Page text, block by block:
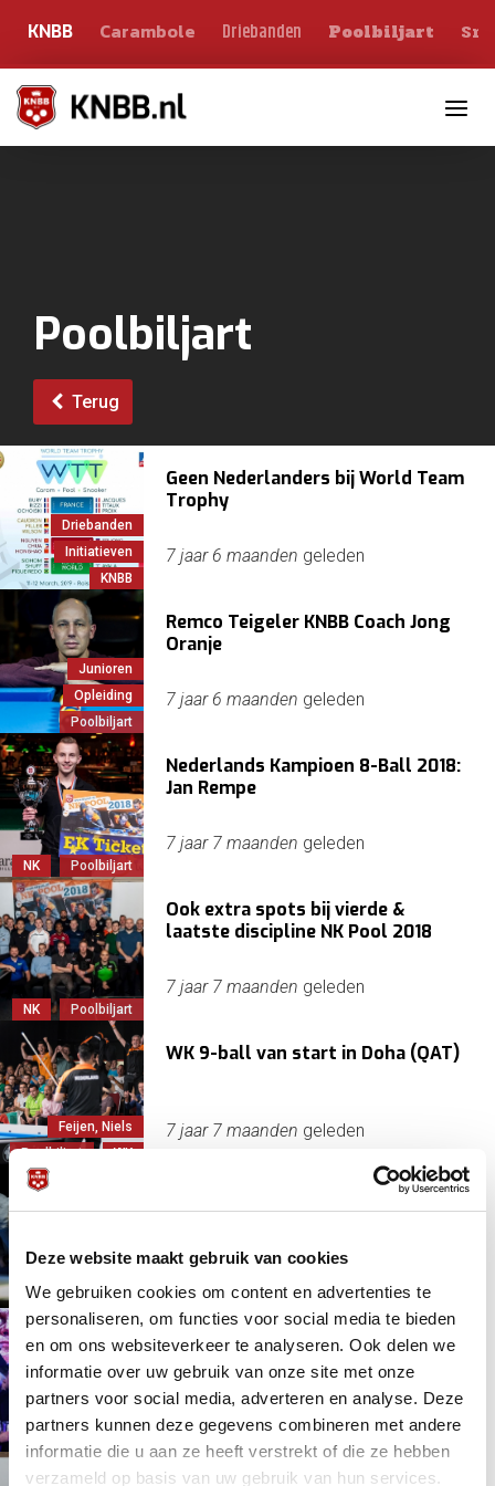
Deze website maakt gebruik van cookies
We gebruiken cookies om content en advertenties te
personaliseren, om functies voor social media te bieden
en om ons websiteverkeer te analyseren. Ook delen we
informatie over uw gebruik van onze site met onze
partners voor social media, adverteren en analyse. Deze
partners kunnen deze gegevens combineren met andere
informatie die u aan ze heeft verstrekt of die ze hebben
verzameld op basis van uw gebruik van hun services.
KNBB Carambole Driebanden Poolbiljart
Poolbiljart
Terug
Driebanden
Initiatieven
KNBB
Geen Nederlanders bij World Team
Trophy
7 jaar 6 maanden geleden
Junioren
Opleiding
Poolbiljart
Remco Teigeler KNBB Coach Jong
Oranje
7 jaar 6 maanden geleden
NK Poolbiljart
Nederlands Kampioen 8-Ball 2018:
Jan Rempe
7 jaar 7 maanden geleden
NK Poolbiljart
Ook extra spots bij vierde &
laatste discipline NK Pool 2018
7 jaar 7 maanden geleden
Feijen, Niels
Poolbiljart
WK
WK 9-ball van start in Doha (QAT)
7 jaar 7 maanden geleden
Secties
Verslag Sectieraad KNBB Sectie
Pool
7 jaar 8 maanden
Amerikanen laten tanden zien op
Mosconi Cup 2018
7 jaar 8 maandengeleden